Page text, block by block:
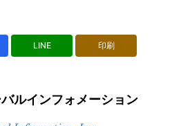
LINE 印刷
ルインフォメーション